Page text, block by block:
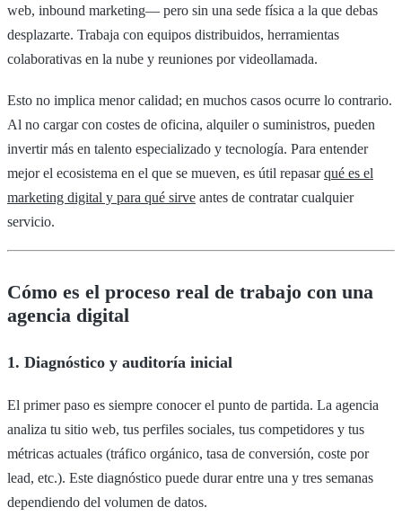
web, inbound marketing— pero sin una sede física a la que debas
desplazarte. Trabaja con equipos distribuidos, herramientas
colaborativas en la nube y reuniones por videollamada.
Esto no implica menor calidad; en muchos casos ocurre lo contrario.
Al no cargar con costes de oficina, alquiler o suministros, pueden
invertir más en talento especializado y tecnología. Para entender
mejor el ecosistema en el que se mueven, es útil repasarqué es el
marketing digital y para qué sirve antes de contratar cualquier
servicio.
Cómo es el proceso real de trabajo con una
agencia digital
1. Diagnóstico y auditoría inicial
El primer paso es siempre conocer el punto de partida. La agencia
analiza tu sitio web, tus perfiles sociales, tus competidores y tus
métricas actuales (tráfico orgánico, tasa de conversión, coste por
lead, etc.). Este diagnóstico puede durar entre una y tres semanas
dependiendo del volumen de datos.